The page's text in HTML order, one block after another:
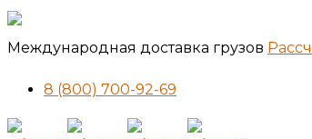
Международная доставка грузов
8 (800) 700-92-69